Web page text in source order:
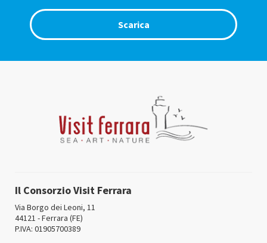
Scarica
Il Consorzio Visit Ferrara
Via Borgo dei Leoni, 11
44121 - Ferrara (FE)
P.IVA: 01905700389